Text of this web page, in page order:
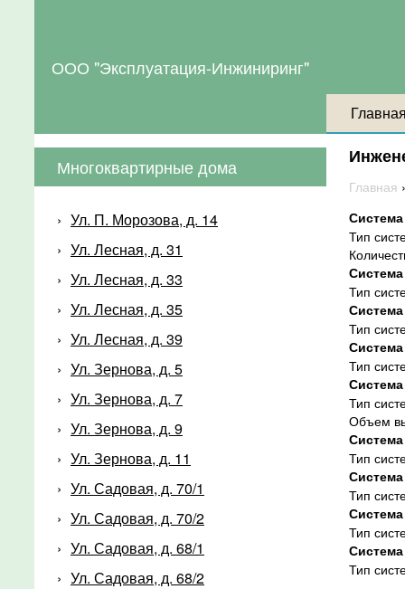
ООО "Эксплуатация-Инжиниринг"
Многоквартирные дома
Ул. П. Морозова, д. 14
Ул. Лесная, д. 31
Ул. Лесная, д. 33
Ул. Лесная, д. 35
Ул. Лесная, д. 39
Ул. Зернова, д. 5
Ул. Зернова, д. 7
Ул. Зернова, д. 9
Ул. Зернова, д. 11
Ул. Садовая, д. 70/1
Ул. Садовая, д. 70/2
Ул. Садовая, д. 68/1
Ул. Садовая, д. 68/2
Главная
Тип
Тип
Тип
Тип
Тип
Объем
Тип
Тип
Тип
Тип